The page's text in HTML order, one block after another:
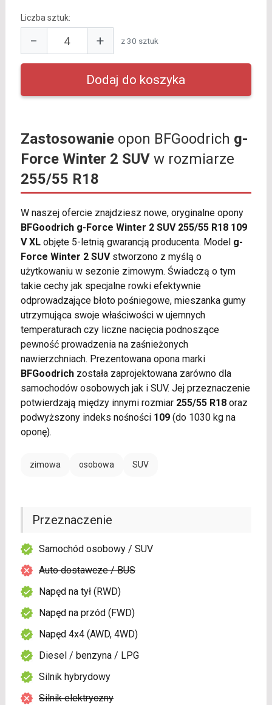
Liczba sztuk:
− + z 30 sztuk
Zastosowanieopon BFGoodrich g-
Force Winter 2 SUVw rozmiarze
255/55 R18
W naszej ofercie znajdziesz nowe, oryginalne opony
BFGoodrich g-Force Winter 2 SUV 255/55 R18 109
V XLobjęte 5-letnią gwarancją producenta. Model g-
Force Winter 2 SUVstworzono z myślą o
użytkowaniu w sezonie zimowym. Świadczą o tym
takie cechy jak specjalne rowki efektywnie
odprowadzające błoto pośniegowe, mieszanka gumy
utrzymująca swoje właściwości w ujemnych
temperaturach czy liczne nacięcia podnoszące
pewność prowadzenia na zaśnieżonych
nawierzchniach. Prezentowana opona marki
BFGoodrichzostała zaprojektowana zarówno dla
samochodów osobowych jak i SUV. Jej przeznaczenie
potwierdzają między innymi rozmiar 255/55 R18oraz
podwyższony indeks nośności 109(do 1030 kg na
oponę).
zimowa osobowa SUV
Przeznaczenie
Samochód osobowy / SUV
Auto dostawcze / BUS
Napęd na tył (RWD)
Napęd na przód (FWD)
Napęd 4x4 (AWD, 4WD)
Diesel / benzyna / LPG
Silnik hybrydowy
Silnik elektryczny